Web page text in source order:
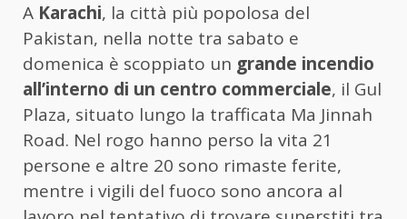
A Karachi, la città più popolosa del
Pakistan, nella notte tra sabato e
domenica è scoppiato un grande incendio
all’interno di un centro commerciale, il Gul
Plaza, situato lungo la trafficata Ma Jinnah
Road. Nel rogo hanno perso la vita 21
persone e altre 20 sono rimaste ferite,
mentre i vigili del fuoco sono ancora al